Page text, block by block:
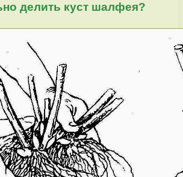
делить куст шалфея?